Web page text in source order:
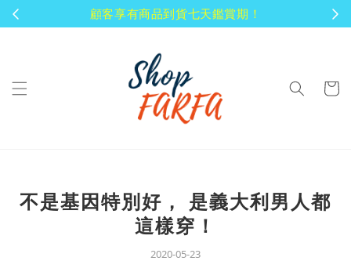
顧客享有商品到貨七天鑑賞期！
不是基因特別好， 是義大利男人都
這樣穿！
2020-05-23